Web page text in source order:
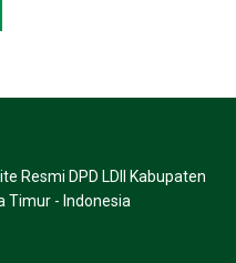
Resmi DPD LDII Kabupaten
Timur - Indonesia